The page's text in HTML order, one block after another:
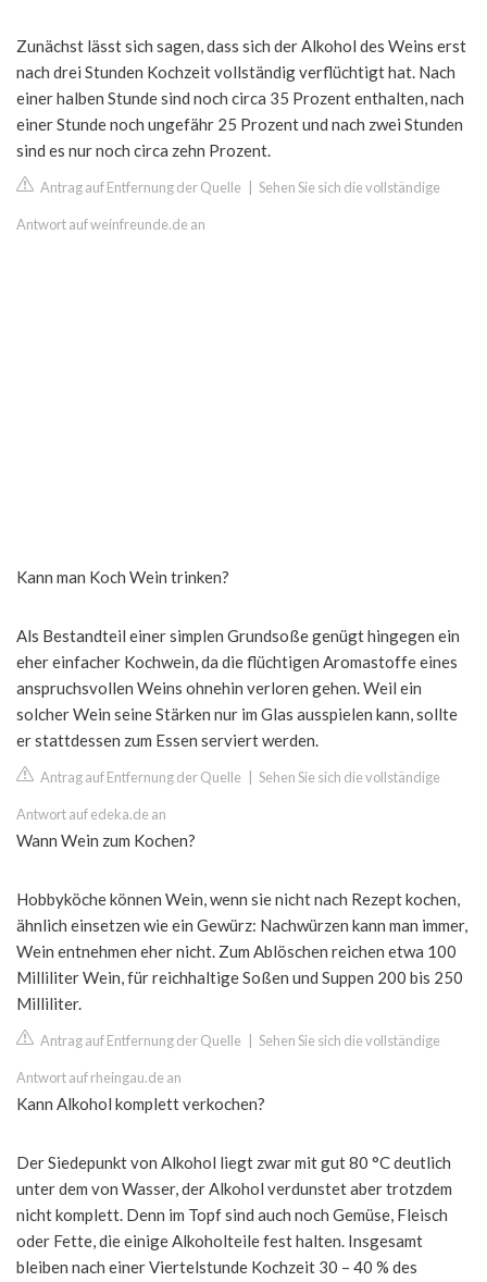
Zunächst lässt sich sagen, dass sich der Alkohol des Weins erst
nach drei Stunden Kochzeit vollständig verflüchtigt hat. Nach
einer halben Stunde sind noch circa 35 Prozent enthalten, nach
einer Stunde noch ungefähr 25 Prozent und nach zwei Stunden
sind es nur noch circa zehn Prozent.
Antrag auf Entfernung der Quelle Sehen Sie sich die vollständige
Antwort auf weinfreunde.de an
Kann man Koch Wein trinken?
Als Bestandteil einer simplen Grundsoße genügt hingegen ein
eher einfacher Kochwein, da die flüchtigen Aromastoffe eines
anspruchsvollen Weins ohnehin verloren gehen. Weil ein
solcher Wein seine Stärken nur im Glas ausspielen kann, sollte
er stattdessen zum Essen serviert werden.
Antrag auf Entfernung der Quelle Sehen Sie sich die vollständige
Antwort auf edeka.de an
Wann Wein zum Kochen?
Hobbyköche können Wein, wenn sie nicht nach Rezept kochen,
ähnlich einsetzen wie ein Gewürz: Nachwürzen kann man immer,
Wein entnehmen eher nicht. Zum Ablöschen reichen etwa 100
Milliliter Wein, für reichhaltige Soßen und Suppen 200 bis 250
Milliliter.
Antrag auf Entfernung der Quelle Sehen Sie sich die vollständige
Antwort auf rheingau.de an
Kann Alkohol komplett verkochen?
Der Siedepunkt von Alkohol liegt zwar mit gut 80 °C deutlich
unter dem von Wasser, der Alkohol verdunstet aber trotzdem
nicht komplett. Denn im Topf sind auch noch Gemüse, Fleisch
oder Fette, die einige Alkoholteile fest halten. Insgesamt
bleiben nach einer Viertelstunde Kochzeit 30 – 40 % des